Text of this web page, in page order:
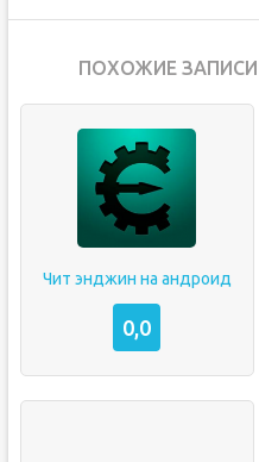
ПОХОЖИЕ
Чит энджин на андроид
0,0